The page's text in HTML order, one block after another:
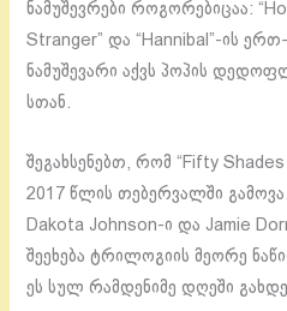
ნამუშევრები როგორებიცაა:
Stranger” და “Hannibal”-ის
ნამუშევარი აქვს პოპის
სთან.
შეგახსენებთ, რომ “Fifty Shades
2017 წლის თებერვალში
Dakota Johnson-ი და Jamie
შეეხება ტრილოგიის მეორე
ეს სულ რამდენიმე დღეში